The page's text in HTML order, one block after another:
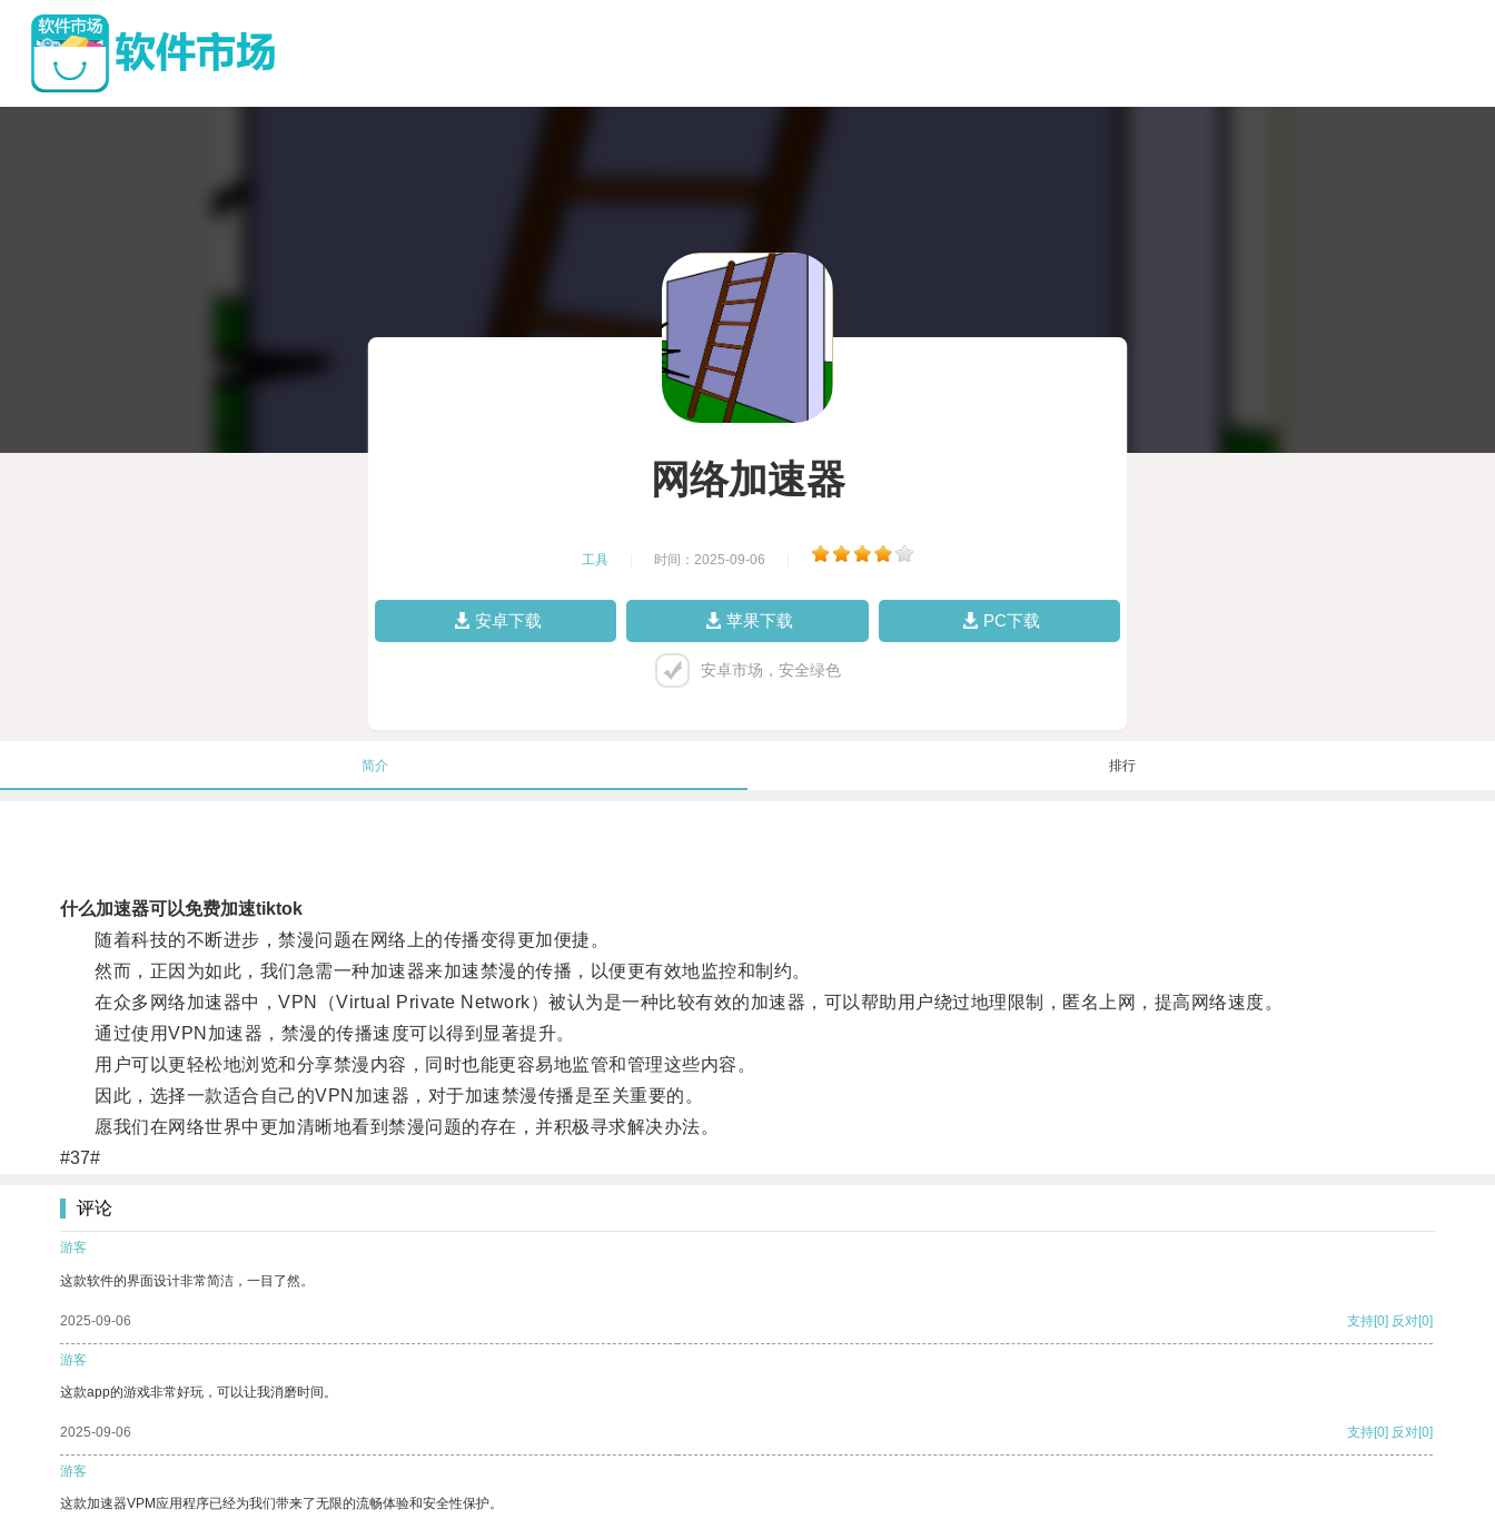
网络加速器
工具 时间：2025-09-06
安卓下载 苹果下载 PC下载
安卓市场，安全绿色
简介 排行
什么加速器可以免费加速tiktok
随着科技的不断进步，禁漫问题在网络上的传播变得更加便捷。
然而，正因为如此，我们急需一种加速器来加速禁漫的传播，以便更有效地监控和制约。
在众多网络加速器中，VPN（Virtual Private Network）被认为是一种比较有效的加速器，可以帮助用户绕过地理限制，匿名上网，提高网络速度。
通过使用VPN加速器，禁漫的传播速度可以得到显著提升。
用户可以更轻松地浏览和分享禁漫内容，同时也能更容易地监管和管理这些内容。
因此，选择一款适合自己的VPN加速器，对于加速禁漫传播是至关重要的。
愿我们在网络世界中更加清晰地看到禁漫问题的存在，并积极寻求解决办法。
#37#
评论
游客
这款软件的界面设计非常简洁，一目了然。
2025-09-06 支持[0] 反对[0]
游客
这款app的游戏非常好玩，可以让我消磨时间。
2025-09-06 支持[0] 反对[0]
游客
这款加速器VPM应用程序已经为我们带来了无限的流畅体验和安全性保护。